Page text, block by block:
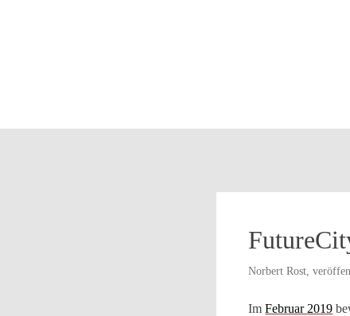
Norbert Rost,
ImFebruar 2019